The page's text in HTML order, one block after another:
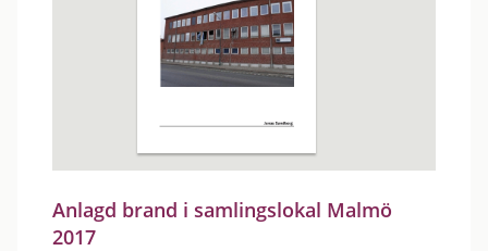
Anlagd brand i samlingslokal Malmö
2017